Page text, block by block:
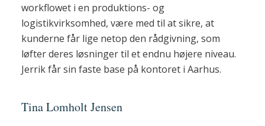
workflowet i en produktions- og
logistikvirksomhed, være med til at sikre, at
kunderne får lige netop den rådgivning, som
løfter deres løsninger til et endnu højere niveau.
Jerrik får sin faste base på kontoret i Aarhus.
Tina Lomholt Jensen